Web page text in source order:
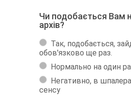
Чи подобається Вам
архів?
Так, подобається,
обов'язково ще раз.
Нормально на один
Негативно, в
сенсу